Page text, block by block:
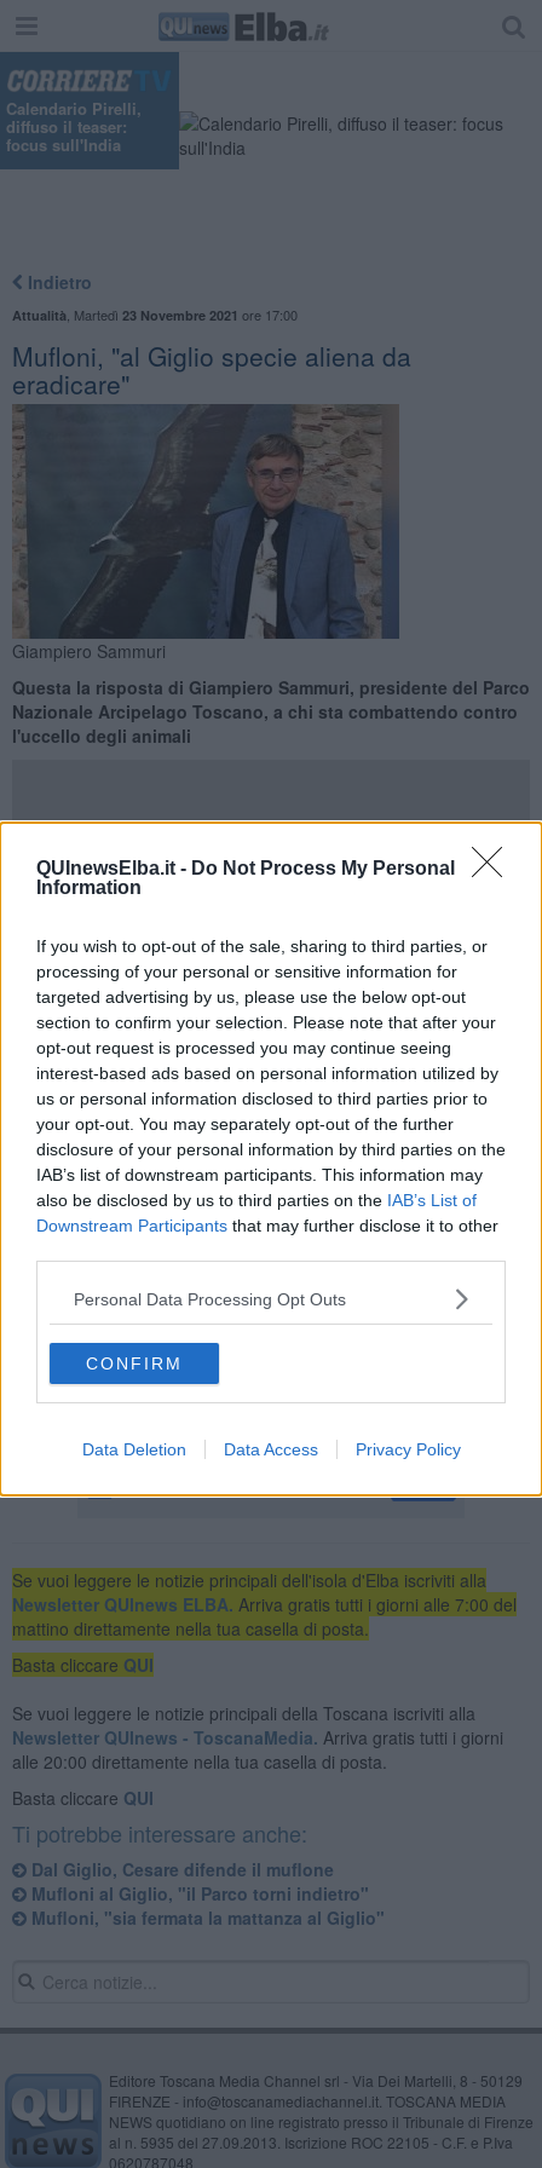
QUInewsElba.it - Do Not Process My Personal
Information
If you wish to opt-out of the sale, sharing to third parties, or
processing of your personal or sensitive information for
targeted advertising by us, please use the below opt-out
section to confirm your selection. Please note that after your
opt-out request is processed you may continue seeing
interest-based ads based on personal information utilized by
us or personal information disclosed to third parties prior to
your opt-out. You may separately opt-out of the further
disclosure of your personal information by third parties on the
IAB’s list of downstream participants. This information may
also be disclosed by us to third parties on the IAB’s List of
Downstream Participants that may further disclose it to other
Personal Data Processing Opt Outs
CONFIRM
Data Deletion Data Access Privacy Policy
Calendario Pirelli,
diffuso il teaser:
focus sull'India
Indietro
Attualità Martedì 23 Novembre 2021 ore 17:00
Mufloni, "al Giglio specie aliena da
eradicare"
Giampiero Sammuri
Questa la risposta di Giampiero Sammuri, presidente del Parco
Nazionale Arcipelago Toscano, a chi sta combattendo contro
l'uccello degli animali
ISOLA DEL GIGLIO —
intervista pubblicata sulla pagina Facebook di Federparchi ha
dichiarato che i mufloni "all'Isola del Giglio sono da eradicare
perché sono una specie aliena".
Sammuri ha dichiarato inoltre che "le specie aliene sono la seconda
causa di perdita di biodiversità nel mondo e la prima se
consideriamo proprio le piccole isole".
"La Iucn, l'unione internazionale di conservazione della natura, - ha
aggiunto Sammuri - considera il muflone una specie
particolarmente pericolosa per le piccole isole, ha già determinato
Sammuri ha poi detto che i mufloni mettono in pericolo
Sammuri ha inoltre spiegato in che modo avverrà tale eradicazione,
sottolineando che i costi per gli interventi al Giglio si aggirano
Se vuoi leggere le notizie principali dell'isola d'Elba iscriviti alla
Newsletter QUInews ELBA. Arriva gratis tutti i giorni alle 7:00 del
mattino direttamente nella tua casella di posta.
Basta cliccare QUI
Se vuoi leggere le notizie principali della Toscana iscriviti alla
Newsletter QUInews - ToscanaMedia. Arriva gratis tutti i giorni
alle 20:00 direttamente nella tua casella di posta.
Basta cliccare QUI
Ti potrebbe interessare anche:
​Dal Giglio, Cesare difende il muflone
Mufloni al Giglio, "il Parco torni indietro"
Mufloni, "sia fermata la mattanza al Giglio"
Editore Toscana Media Channel srl - Via Dei Martelli, 8 - 50129
FIRENZE - info@toscanamediachannel.it. TOSCANA MEDIA
NEWS quotidiano on line registrato presso il Tribunale di Firenze
al n. 5935 del 27.09.2013. Iscrizione ROC 22105 - C.F. e P.Iva
0620787048